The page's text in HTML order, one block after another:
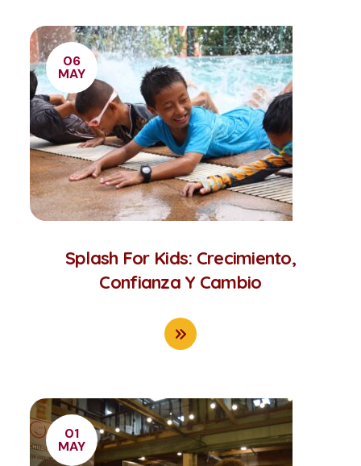
06
MAY
Splash For Kids: Crecimiento,
Confianza Y Cambio
01
MAY